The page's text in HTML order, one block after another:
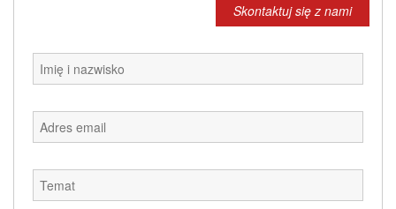
Skontaktuj się z nami